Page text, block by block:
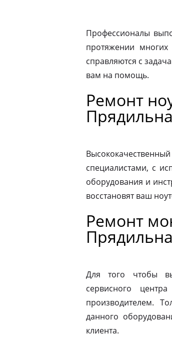
Профессионалы
протяжении многих
справляются с
вам на помощь.
Ремонт
специалистами, с
оборудования и
восстановят ваш
Ремонт
Для того чтобы
сервисного
производителем.
данного
клиента.